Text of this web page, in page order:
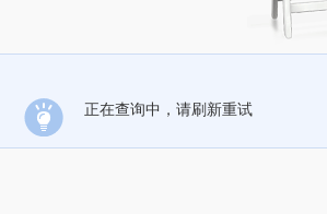
正在查询中，请刷新重试